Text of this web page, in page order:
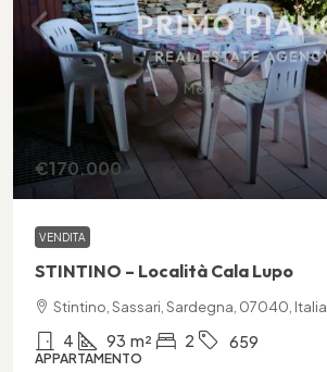
€170.000
VENDITA
STINTINO – Località Cala Lupo
Stintino, Sassari, Sardegna, 07040, Italia
4 93 m² 2 659
APPARTAMENTO